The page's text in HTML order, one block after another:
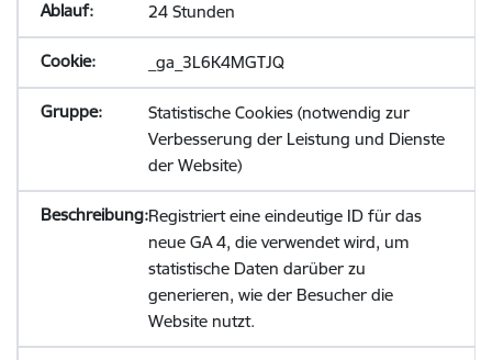
24 Stunden
_ga_3L6K4MGTJQ
Statistische Cookies (notwendig zur
Verbesserung der Leistung und Dienste
der Website)
Registriert eine eindeutige ID für das
neue GA 4, die verwendet wird, um
statistische Daten darüber zu
generieren, wie der Besucher die
Website nutzt.